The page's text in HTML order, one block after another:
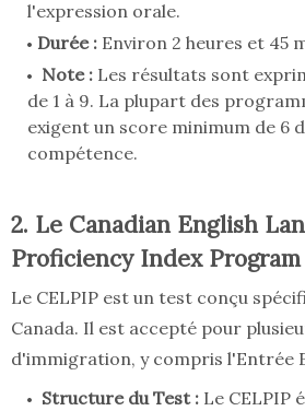
l'expression orale.
Durée : Environ 2 heures et 45
Note : Les résultats sont
de 1 à 9. La plupart des
exigent un score minimum de 6
compétence.
2. Le Canadian English
Proficiency Index Program
Le CELPIP est un test conçu
Canada. Il est accepté pour
d'immigration, y compris l'Entrée
Structure du Test : Le CELPIP